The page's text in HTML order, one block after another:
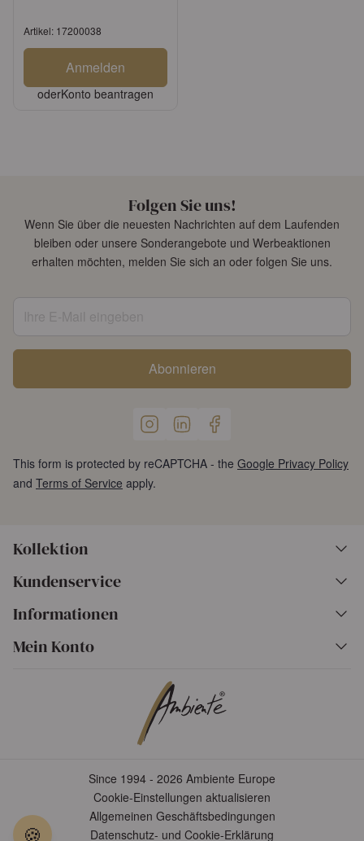
Artikel: 17200038
Anmelden
oderKonto beantragen
Folgen Sie uns!
Wenn Sie über die neuesten Nachrichten auf dem Laufenden
bleiben oder unsere Sonderangebote und Werbeaktionen
erhalten möchten, melden Sie sich an oder folgen Sie uns.
Abonnieren
This form is protected by reCAPTCHA - the Google Privacy Policy
and Terms of Service apply.
Kollektion
Kundenservice
Informationen
Mein Konto
Since 1994 - 2026 Ambiente Europe
Cookie-Einstellungen aktualisieren
Allgemeinen Geschäftsbedingungen
Datenschutz- und Cookie-Erklärung
🍪